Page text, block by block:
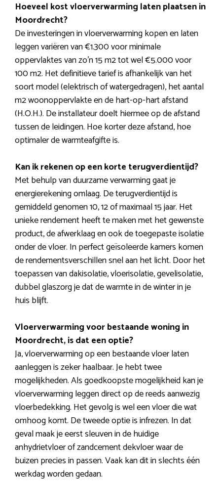
Hoeveel kost vloerverwarming laten plaatsen in
Moordrecht?
De investeringen in vloerverwarming kopen en laten
leggen variëren van €1.300 voor minimale
oppervlaktes van zo’n 15 m2 tot wel €5.000 voor
100 m2. Het definitieve tarief is afhankelijk van het
soort model (elektrisch of watergedragen), het aantal
m2 woonoppervlakte en de hart-op-hart afstand
(H.O.H.). De installateur doelt hiermee op de afstand
tussen de leidingen. Hoe korter deze afstand, hoe
optimaler de warmteafgifte is.
Kan ik rekenen op een korte terugverdientijd?
Met behulp van duurzame verwarming gaat je
energierekening omlaag. De terugverdientijd is
gemiddeld genomen 10, 12 of maximaal 15 jaar. Het
unieke rendement heeft te maken met het gewenste
product, de afwerklaag en ook de toegepaste isolatie
onder de vloer. In perfect geïsoleerde kamers komen
de rendementsverschillen snel aan het licht. Door het
toepassen van dakisolatie, vloerisolatie, gevelisolatie,
dubbel glaszorg je dat de warmte in de winter in je
huis blijft.
Vloerverwarming voor bestaande woning in
Moordrecht, is dat een optie?
Ja, vloerverwarming op een bestaande vloer laten
aanleggen is zeker haalbaar. Je hebt twee
mogelijkheden. Als goedkoopste mogelijkheid kan je
vloerverwarming leggen direct op de reeds aanwezig
vloerbedekking. Het gevolg is wel een vloer die wat
omhoog komt. De tweede optie is infrezen. In dat
geval maak je eerst sleuven in de huidige
anhydrietvloer of zandcement dekvloer waar de
buizen precies in passen. Vaak kan dit in slechts één
werkdag worden gedaan.